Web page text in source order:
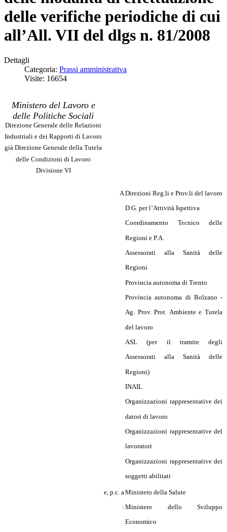
delle verifiche periodiche di cui
all’All. VII del dlgs n. 81/2008
Dettagli
Categoria: Prassi amministrativa
Visite: 16654
Ministero del Lavoro e
delle Politiche Sociali
Direzione Generale delle Relazioni
Industriali e dei Rapporti di Lavoro
già Direzione Generale della Tutela
delle Condizioni di Lavoro
Divisione VI
A Direzioni Reg.li e Prov.li del lavoro
D.G. per l’Attività Ispettiva
Coordinamento Tecnico delle
Regioni e P.A.
Assessorati alla Sanità delle
Regioni
Provincia autonoma di Trento
Provincia autonoma di Bolzano -
Ag. Prov. Prot. Ambiente e Tutela
del lavoro
ASL (per il tramite degli
Assessorati alla Sanità delle
Regioni)
INAIL
Organizzazioni rappresentative dei
datori di lavoro
Organizzazioni rappresentative del
lavoratori
Organizzazioni rappresentative dei
soggetti abilitati
e, p.c. a
:
Ministero della Salute
Ministero dello Sviluppo
Economico